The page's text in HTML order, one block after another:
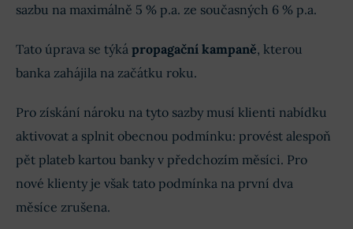
sazbu na maximálně 5 % p.a. ze současných 6 % p.a.
Tato úprava se týká propagační kampaně, kterou
banka zahájila na začátku roku.
Pro získání nároku na tyto sazby musí klienti nabídku
aktivovat a splnit obecnou podmínku: provést alespoň
pět plateb kartou banky v předchozím měsíci. Pro
nové klienty je však tato podmínka na první dva
měsíce zrušena.